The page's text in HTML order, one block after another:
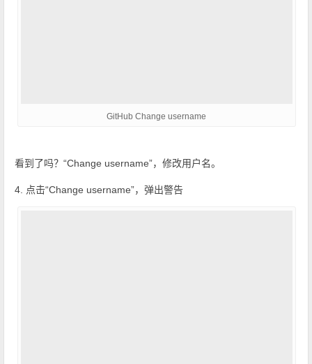
GitHub Change username
看到了吗？“Change username”，修改用户名。
4. 点击“Change username”，弹出警告